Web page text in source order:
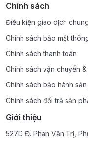
Chính sách
Điều kiện giao dịch chung
Chính sách bảo mật
Chính sách thanh toán
Chính sách vận chuyển
Chính sách bảo hành sản
Chính sách đổi trả sản
Giới thiệu
527D Đ. Phan Văn Trị,